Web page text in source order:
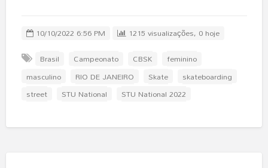
10/10/2022 6:56 PM
1215 visualizações, 0 hoje
Brasil
Campeonato CBSK
feminino
masculino
RIO DE JANEIRO Skate
skateboarding
street
STU National STU National 2022